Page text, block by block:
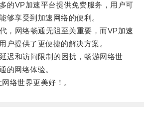
VP加速平台提供免费服务，用户可
够享受到加速网络的便利。
网络畅通无阻至关重要，而VP加速
户提供了更便捷的解决方案。
和访问限制的困扰，畅游网络世
的网络体验。
世界更美好！。